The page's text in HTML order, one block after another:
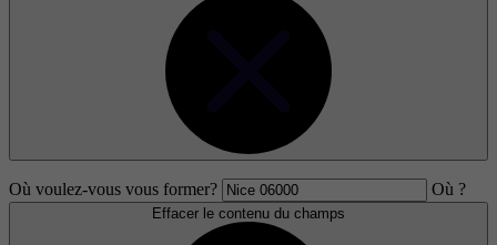
Où voulez-vous vous former? Où ?
Effacer le contenu du champs